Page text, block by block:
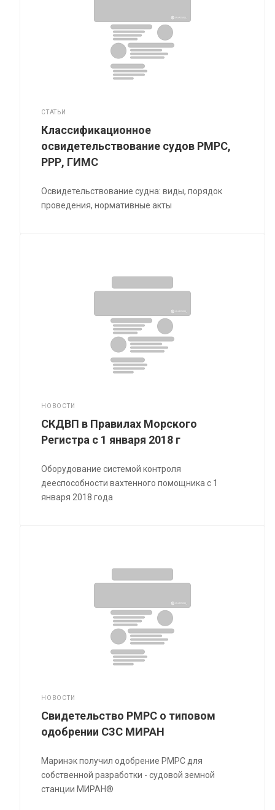
СТАТЬИ
Классификационное
освидетельствование судов РМРС,
РРР, ГИМС
Освидетельствование судна: виды, порядок
проведения, нормативные акты
НОВОСТИ
СКДВП в Правилах Морского
Регистра с 1 января 2018 г
Оборудование системой контроля
дееспособности вахтенного помощника с 1
января 2018 года
НОВОСТИ
Свидетельство РМРС о типовом
одобрении СЗС МИРАН
Маринэк получил одобрение РМРС для
собственной разработки - судовой земной
станции МИРАН®